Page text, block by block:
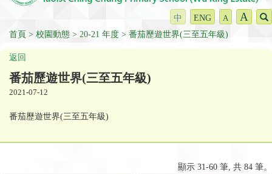
中 ENG A A
首頁 校園動態 20-21 年度 番茄歷遊世界(三至五年級)
返回
番茄歷遊世界(三至五年級)
2021-07-12
番茄歷遊世界(三至五年級)
顯示 31-60 筆, 共 84 筆。